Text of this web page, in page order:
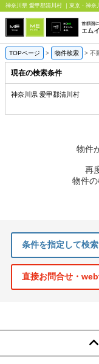
神奈川県 愛甲郡清川村 ｜東京・神
TOPページ > 物件検索 > 不
現在の検索条件
神奈川県 愛甲郡清川村
物件
再
物件の
条件を指定して検
直接お問合せ・